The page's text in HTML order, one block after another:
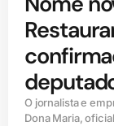
O jornalista e
Dona Maria,